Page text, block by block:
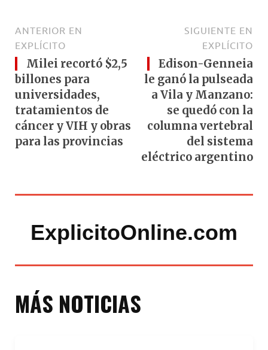
ANTERIOR EN
EXPLÍCITO
Milei recortó $2,5
billones para
universidades,
tratamientos de
cáncer y VIH y obras
para las provincias
SIGUIENTE EN
EXPLÍCITO
Edison-Genneia
le ganó la pulseada
a Vila y Manzano:
se quedó con la
columna vertebral
del sistema
eléctrico argentino
ExplicitoOnline.com
MÁS NOTICIAS